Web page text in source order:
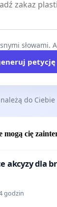
petycję
do Ciebie
cię
akcyzy dla
godzin